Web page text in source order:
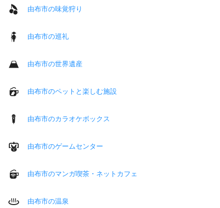
由布市の味覚狩り
由布市の巡礼
由布市の世界遺産
由布市のペットと楽しむ施設
由布市のカラオケボックス
由布市のゲームセンター
由布市のマンガ喫茶・ネットカフェ
由布市の温泉